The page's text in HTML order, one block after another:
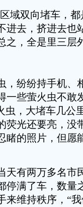
双向堵车，都
进去，挤进去也
之，全是里三层
纷纷持手机、
一些萤火虫不敢
虫，大堵车几公
荧光还要亮，没
睹的照片，但愿
有两万多名市
停满了车，数量
来维持秩序，“